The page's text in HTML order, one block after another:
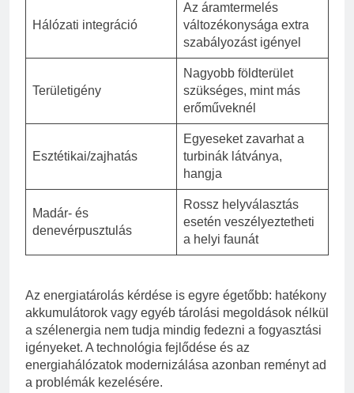
Hálózati integráció
Az áramtermelés
változékonysága extra
szabályozást igényel
Területigény
Nagyobb földterület
szükséges, mint más
erőműveknél
Esztétikai/zajhatás
Egyeseket zavarhat a
turbinák látványa,
hangja
Madár- és
denevérpusztulás
Rossz helyválasztás
esetén veszélyeztetheti
a helyi faunát
Az energiatárolás kérdése is egyre égetőbb: hatékony
akkumulátorok vagy egyéb tárolási megoldások nélkül
a szélenergia nem tudja mindig fedezni a fogyasztási
igényeket. A technológia fejlődése és az
energiahálózatok modernizálása azonban reményt ad
a problémák kezelésére.